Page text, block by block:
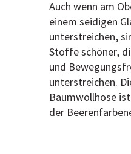
Auch wenn am
einem seidigen
unterstreichen,
Stoffe schöner,
und
unterstreichen.
Baumwollhose
der